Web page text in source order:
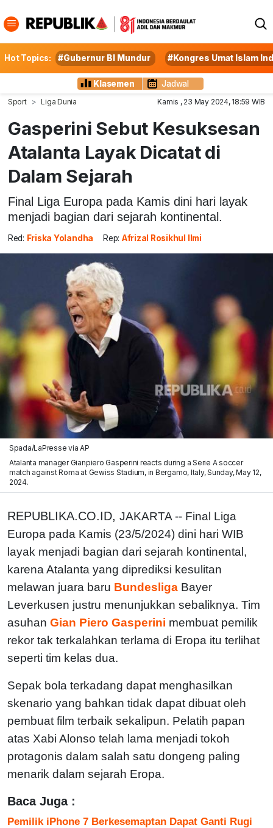
Hot Topics: #Gubernur BI Mundur #Kongres Umat Islam
Klasemen Jadwal
Sport Liga Dunia Kamis , 23 May 2024, 18:59 WIB
Gasperini Sebut Kesuksesan
Atalanta Layak Dicatat di
Dalam Sejarah
Final Liga Europa pada Kamis dini hari layak
menjadi bagian dari sejarah kontinental.
Red: Friska Yolandha Rep: Afrizal Rosikhul Ilmi
Spada/LaPresse via AP
Atalanta manager Gianpiero Gasperini reacts during a Serie A soccer
match against Roma at Gewiss Stadium, in Bergamo, Italy, Sunday, May 12,
2024.
REPUBLIKA.CO.ID, JAKARTA -- Final Liga
Europa pada Kamis (23/5/2024) dini hari WIB
layak menjadi bagian dari sejarah kontinental,
karena Atalanta yang diprediksi kesulitan
melawan juara baru Bundesliga Bayer
Leverkusen justru menunjukkan sebaliknya. Tim
asuhan Gian Piero Gasperini membuat pemilik
rekor tak terkalahkan terlama di Eropa itu terlihat
seperti tim kelas dua.
Sepak bola terkadang dapat menghasilkan
skenario yang bahkan tidak dapat dibuat oleh
pembuat film terbaik sekalipun. Pelatih papan
atas Xabi Alonso telah lama menjadi tokoh
protagonis dalam salah satu dongeng paling
menarik dalam sejarah Eropa.
Baca Juga :
Pemilik iPhone 7 Berkesemaptan Dapat Ganti Rugi